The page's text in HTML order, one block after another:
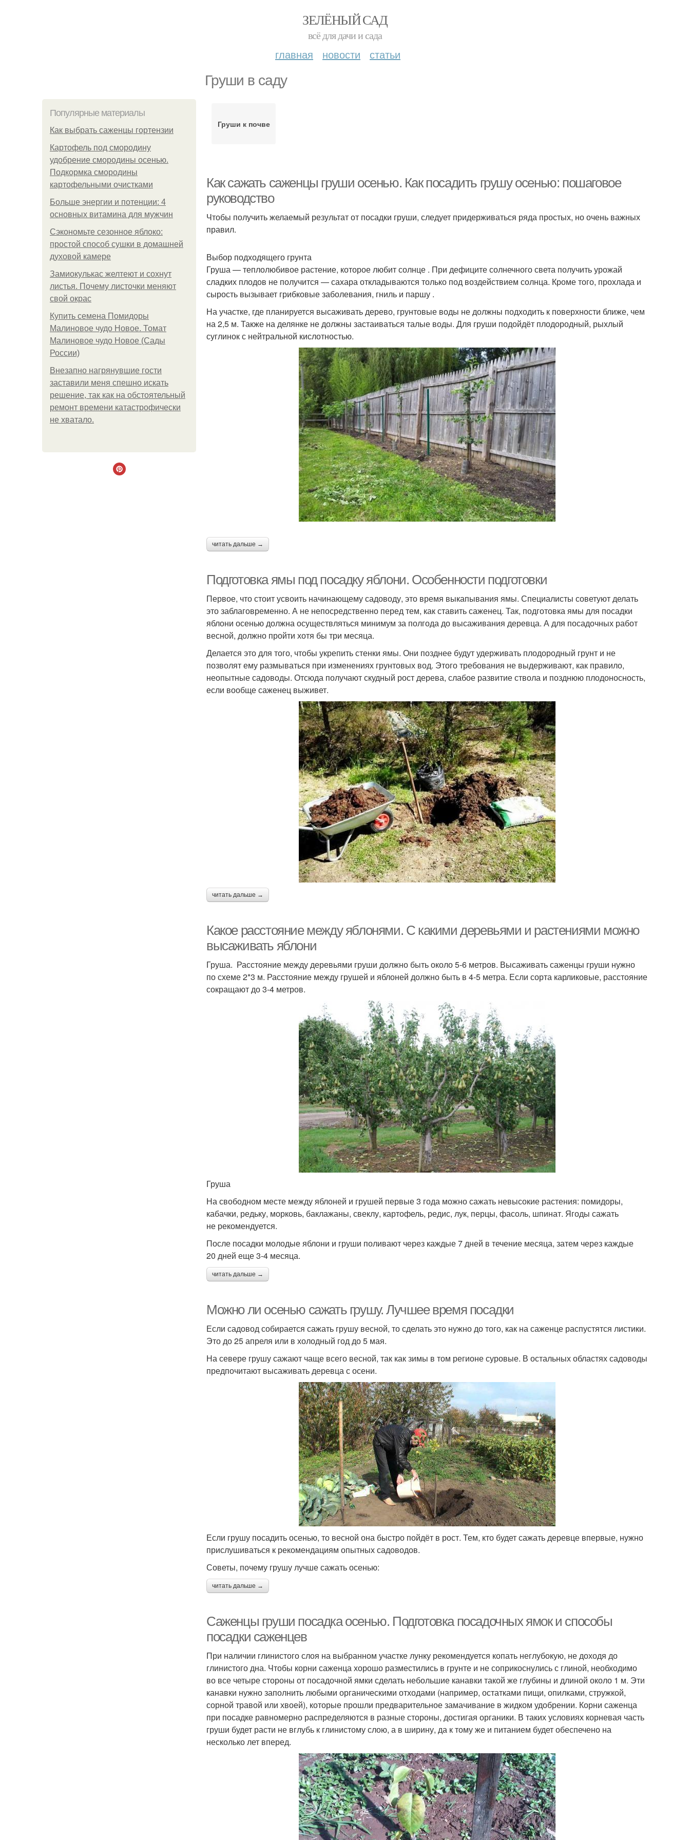
ЗЕЛЁНЫЙ САД
всё для дачи и сада
главная новости статьи
Груши в саду
Популярные материалы
Как выбрать саженцы гортензии
Картофель под смородину
удобрение смородины осенью.
Подкормка смородины
картофельными очистками
Больше энергии и потенции: 4
основных витамина для мужчин
Сэкономьте сезонное яблоко:
простой способ сушки в домашней
духовой камере
Замиокулькас желтеют и сохнут
листья. Почему листочки меняют
свой окрас
Купить семена Помидоры
Малиновое чудо Новое. Томат
Малиновое чудо Новое (Сады
России)
Внезапно нагрянувшие гости
заставили меня спешно искать
решение, так как на обстоятельный
ремонт времени катастрофически
не хватало.
Груши к почве
Как сажать саженцы груши осенью. Как посадить грушу осенью: пошаговое
руководство
Чтобы получить желаемый результат от посадки груши, следует придерживаться ряда простых, но очень важных
правил.
Выбор подходящего грунта
Груша — теплолюбивое растение, которое любит солнце . При дефиците солнечного света получить урожай
сладких плодов не получится — сахара откладываются только под воздействием солнца. Кроме того, прохлада и
сырость вызывает грибковые заболевания, гниль и паршу .
На участке, где планируется высаживать дерево, грунтовые воды не должны подходить к поверхности ближе, чем
на 2,5 м. Также на делянке не должны застаиваться талые воды. Для груши подойдёт плодородный, рыхлый
суглинок с нейтральной кислотностью.
читать дальше →
Подготовка ямы под посадку яблони. Особенности подготовки
Первое, что стоит усвоить начинающему садоводу, это время выкапывания ямы. Специалисты советуют делать
это заблаговременно. А не непосредственно перед тем, как ставить саженец. Так, подготовка ямы для посадки
яблони осенью должна осуществляться минимум за полгода до высаживания деревца. А для посадочных работ
весной, должно пройти хотя бы три месяца.
Делается это для того, чтобы укрепить стенки ямы. Они позднее будут удерживать плодородный грунт и не
позволят ему размываться при изменениях грунтовых вод. Этого требования не выдерживают, как правило,
неопытные садоводы. Отсюда получают скудный рост дерева, слабое развитие ствола и позднюю плодоносность,
если вообще саженец выживет.
читать дальше →
Какое расстояние между яблонями. С какими деревьями и растениями можно
высаживать яблони
Груша. Расстояние между деревьями груши должно быть около 5-6 метров. Высаживать саженцы груши нужно
по схеме 2*3 м. Расстояние между грушей и яблоней должно быть в 4-5 метра. Если сорта карликовые, расстояние
сокращают до 3-4 метров.
Груша
На свободном месте между яблоней и грушей первые 3 года можно сажать невысокие растения: помидоры,
кабачки, редьку, морковь, баклажаны, свеклу, картофель, редис, лук, перцы, фасоль, шпинат. Ягоды сажать
не рекомендуется.
После посадки молодые яблони и груши поливают через каждые 7 дней в течение месяца, затем через каждые
20 дней еще 3-4 месяца.
читать дальше →
Можно ли осенью сажать грушу. Лучшее время посадки
Если садовод собирается сажать грушу весной, то сделать это нужно до того, как на саженце распустятся листики.
Это до 25 апреля или в холодный год до 5 мая.
На севере грушу сажают чаще всего весной, так как зимы в том регионе суровые. В остальных областях садоводы
предпочитают высаживать деревца с осени.
Если грушу посадить осенью, то весной она быстро пойдёт в рост. Тем, кто будет сажать деревце впервые, нужно
прислушиваться к рекомендациям опытных садоводов.
Советы, почему грушу лучше сажать осенью:
читать дальше →
Саженцы груши посадка осенью. Подготовка посадочных ямок и способы
посадки саженцев
При наличии глинистого слоя на выбранном участке лунку рекомендуется копать неглубокую, не доходя до
глинистого дна. Чтобы корни саженца хорошо разместились в грунте и не соприкоснулись с глиной, необходимо
во все четыре стороны от посадочной ямки сделать небольшие канавки такой же глубины и длиной около 1 м. Эти
канавки нужно заполнить любыми органическими отходами (например, остатками пищи, опилками, стружкой,
сорной травой или хвоей), которые прошли предварительное замачивание в жидком удобрении. Корни саженца
при посадке равномерно распределяются в разные стороны, достигая органики. В таких условиях корневая часть
груши будет расти не вглубь к глинистому слою, а в ширину, да к тому же и питанием будет обеспечено на
несколько лет вперед.